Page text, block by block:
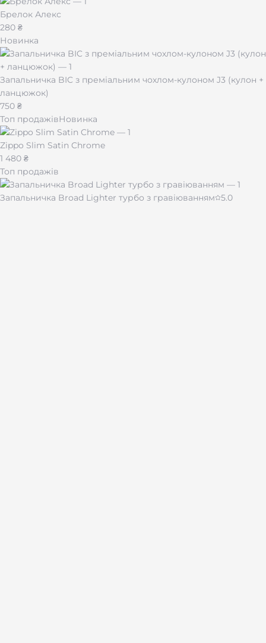
Брелок Алекс
280 ₴
Новинка
Запальничка BIC з преміальним чохлом-кулоном J3 (кулон +
ланцюжок)
750 ₴
Топ продажівНовинка
Zippo Slim Satin Chrome
1 480 ₴
Топ продажів
Запальничка Broad Lighter турбо з гравіюванням
5.0